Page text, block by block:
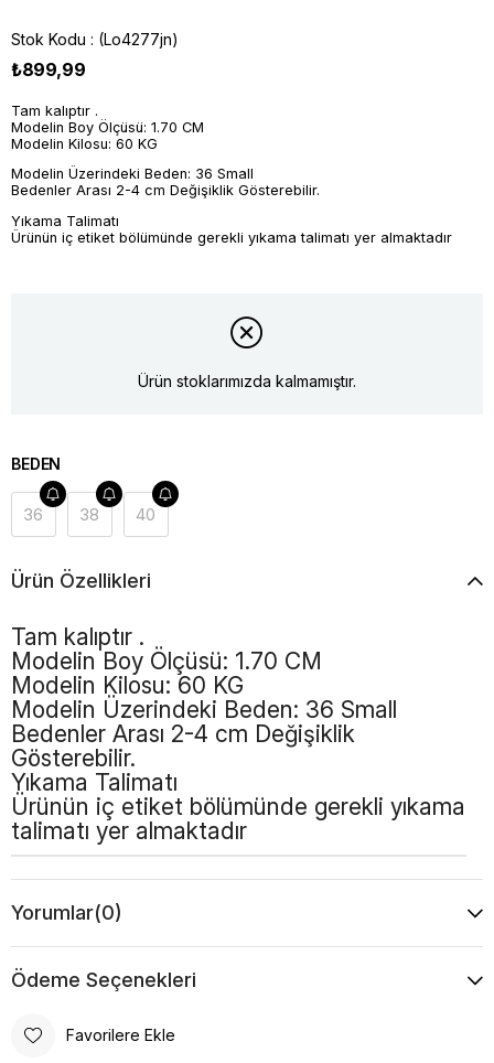
Stok Kodu (Lo4277jn)
₺899,99
Tam kalıptır .
Modelin Boy Ölçüsü: 1.70 CM
Modelin Kilosu: 60 KG
Modelin Üzerindeki Beden: 36 Small
Bedenler Arası 2-4 cm Değişiklik Gösterebilir.
Yıkama Talimatı
Ürünün iç etiket bölümünde gerekli yıkama talimatı yer almaktadır
Ürün stoklarımızda kalmamıştır.
BEDEN
36 38 40
Ürün Özellikleri
Tam kalıptır .
Modelin Boy Ölçüsü: 1.70 CM
Modelin Kilosu: 60 KG
Modelin Üzerindeki Beden: 36 Small
Bedenler Arası 2-4 cm Değişiklik
Gösterebilir.
Yıkama Talimatı
Ürünün iç etiket bölümünde gerekli yıkama
talimatı yer almaktadır
Yorumlar(0)
Ödeme Seçenekleri
Favorilere Ekle